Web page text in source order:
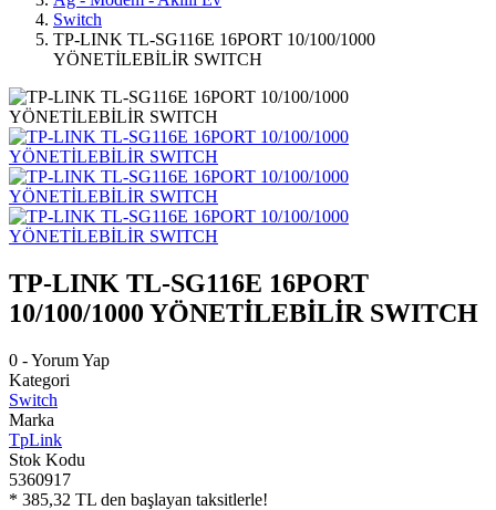
Switch
TP-LINK TL-SG116E 16PORT 10/100/1000
YÖNETİLEBİLİR SWITCH
TP-LINK TL-SG116E 16PORT
10/100/1000 YÖNETİLEBİLİR SWITCH
0 - Yorum Yap
Kategori
Switch
Marka
TpLink
Stok Kodu
5360917
* 385,32 TL den başlayan taksitlerle!